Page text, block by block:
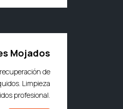
Mojados
de
Limpieza
profesional.